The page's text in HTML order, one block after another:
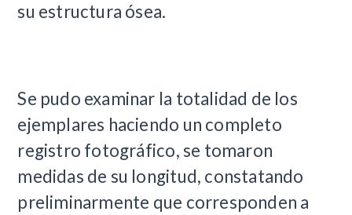
su estructura ósea.
Se pudo examinar la totalidad de los
ejemplares haciendo un completo
registro fotográfico, se tomaron
medidas de su longitud, constatando
preliminarmente que corresponden a